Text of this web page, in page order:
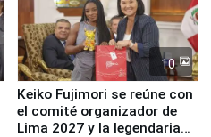
10
Keiko Fujimori se reúne con
el comité organizador de
Lima 2027 y la legendaria